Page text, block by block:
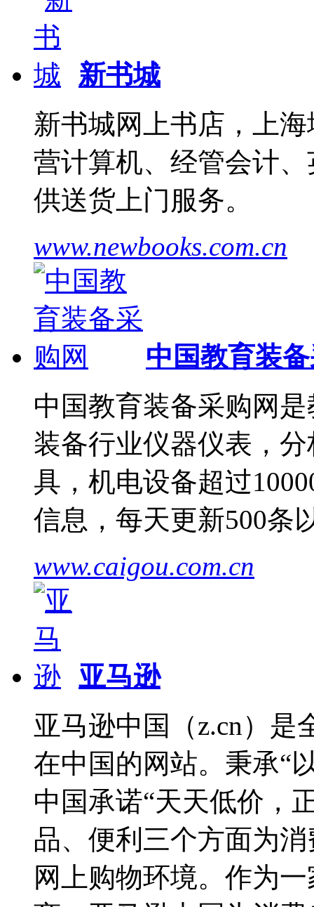
新书城
新书城网上书店，上
营计算机、经管会计
供送货上门服务。
www.newbooks.com.cn
中国教育装
中国教育装备采购网
装备行业仪器仪表，
具，机电设备超过
信息，每天更新500条
www.caigou.com.cn
亚马逊
亚马逊中国（z.cn）是
在中国的网站。秉承“
中国承诺“天天低价，
品、便利三个方面为
网上购物环境。作为